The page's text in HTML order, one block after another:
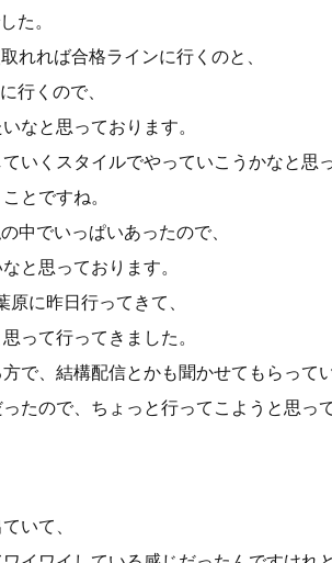
た。
れれば合格ラインに行くのと、
行くので、
なと思っております。
いくスタイルでやっていこうかなと思
とですね。
中でいっぱいあったので、
と思っております。
に昨日行ってきて、
って行ってきました。
で、結構配信とかも聞かせてもらってい
たので、ちょっと行ってこようと思っ
いて、